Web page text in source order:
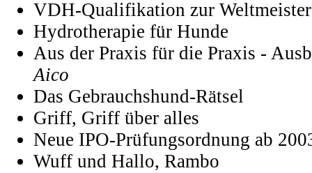
VDH-Qualifikation zur
Hydrotherapie für Hunde
Aus der Praxis für die Praxis -
Aico
Das Gebrauchshund-Rätsel
Griff, Griff über alles
Neue IPO-Prüfungsordnung ab
Wuff und Hallo, Rambo